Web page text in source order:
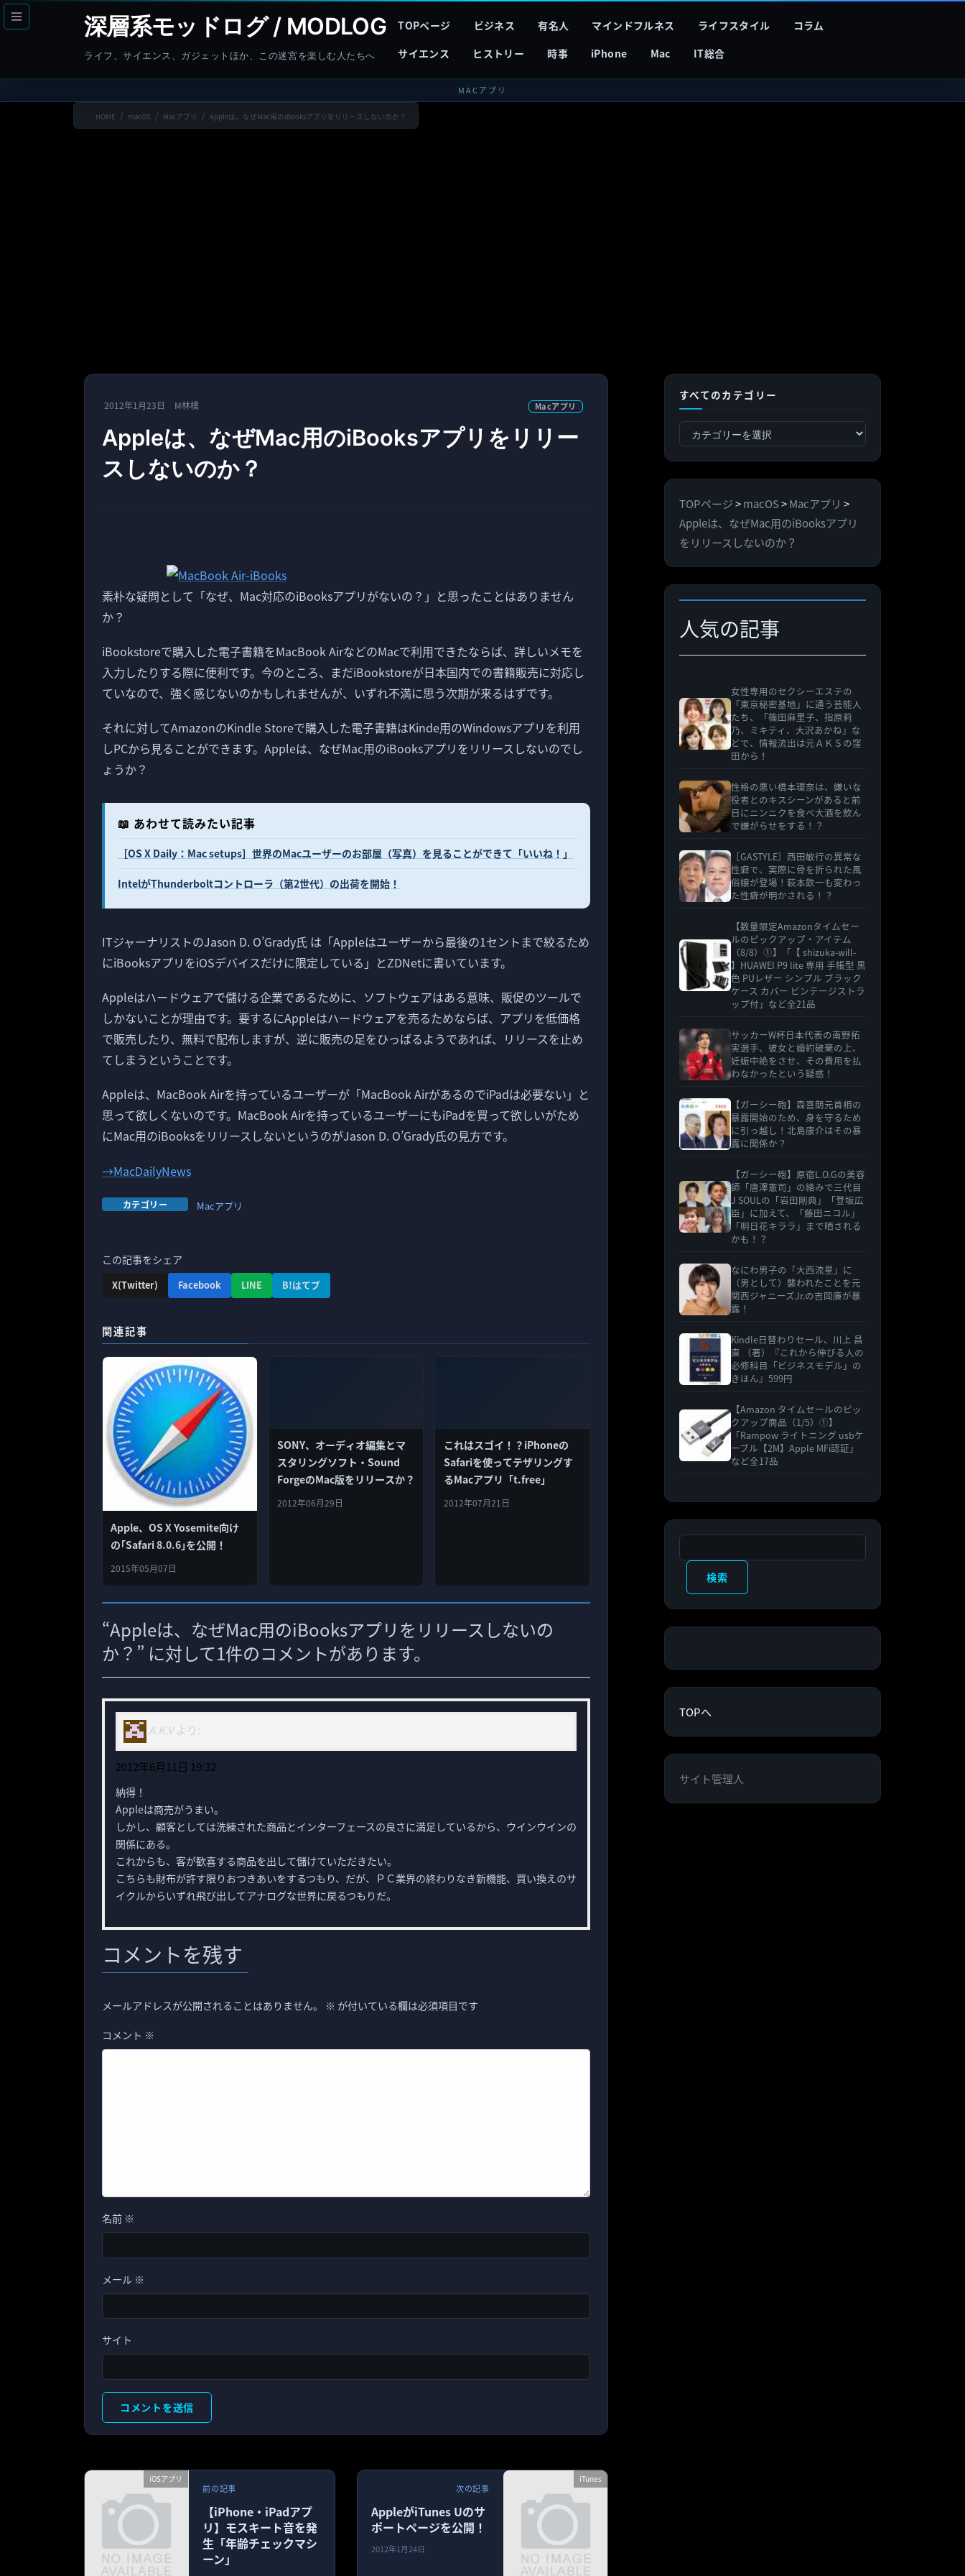
コ
ン
へ
ナ
ビ
ョ
深層系モッドログ / MODLOG
ライフ、サイエンス、ガジェットほか、この迷宮を楽しむ人たちへ
TOPページ ビジネス 有名人 マインドフルネス ライフスタイル
コラム
サイエンス
ヒストリー 時事 iPhone Mac IT総合
MACアプリ
HOME macOS Macアプリ Appleは、なぜMac用のiBooksアプリをリリースしないのか？
2012年1月23日 M林檎 Macアプリ
Appleは、なぜMac用のiBooksアプリをリリー
スしないのか？
素朴な疑問として「なぜ、Mac対応のiBooksアプリがないの？」と思ったことはありません
か？
iBookstoreで購入した電子書籍をMacBook AirなどのMacで利用できたならば、詳しいメモを
入力したりする際に便利です。今のところ、まだiBookstoreが日本国内での書籍販売に対応し
ていなので、強く感じないのかもしれませんが、いずれ不満に思う次期が来るはずです。
それに対してAmazonのKindle Storeで購入した電子書籍はKinde用のWindowsアプリを利用
しPCから見ることができます。Appleは、なぜMac用のiBooksアプリをリリースしないのでし
ょうか？
📖 あわせて読みたい記事
［OS X Daily：Mac setups］世界のMacユーザーのお部屋（写真）を見ることができて「いいね！」
IntelがThunderboltコントローラ（第2世代）の出荷を開始！
ITジャーナリストのJason D. O’Grady氏 は「Appleはユーザーから最後の1セントまで絞るため
にiBooksアプリをiOSデバイスだけに限定している」とZDNetに書いています。
Appleはハードウェアで儲ける企業であるために、ソフトウェアはある意味、販促のツールで
しかないことが理由です。要するにAppleはハードウェアを売るためならば、アプリを低価格
で販売したり、無料で配布しますが、逆に販売の足をひっぱるようであれば、リリースを止め
てしまうということです。
Appleは、MacBook Airを持っているユーザーが「MacBook AirがあるのでiPadは必要ない」と
思って欲しくないのです。MacBook Airを持っているユーザーにもiPadを買って欲しいがため
にMac用のiBooksをリリースしないというのがJason D. O’Grady氏の見方です。
→MacDailyNews
カテゴリー Macアプリ
この記事をシェア
X(Twitter) Facebook LINE B!はてブ
関連記事
Apple、OS X Yosemite向け
の｢Safari 8.0.6｣を公開！
2015年05月07日
SONY、オーディオ編集とマ
スタリングソフト・Sound
ForgeのMac版をリリースか？
2012年06月29日
これはスゴイ！？iPhoneの
Safariを使ってテザリングす
るMacアプリ「t.free」
2012年07月21日
“Appleは、なぜMac用のiBooksアプリをリリースしないの
か？ ” に対して1件のコメントがあります。
A.K.V より:
2012年6月11日 19:32
納得！
Appleは商売がうまい。
しかし、顧客としては洗練された商品とインターフェースの良さに満足しているから、ウインウインの
関係にある。
これからも、客が歓喜する商品を出して儲けていただきたい。
こちらも財布が許す限りおつきあいをするつもり、だが、ＰＣ業界の終わりなき新機能、買い換えのサ
イクルからいずれ飛び出してアナログな世界に戻るつもりだ。
コメントを残す
メールアドレスが公開されることはありません。 ※ が付いている欄は必須項目です
コメント ※
名前 ※
メール ※
サイト
iOSアプリ
前の記事
【iPhone・iPadアプ
リ】モスキート音を発
生「年齢チェックマシ
ーン」
iTunes
次の記事
AppleがiTunes Uのサ
ポートページを公開！
2012年1月24日
すべてのカテゴリー
べ
カ
テ
ゴ
リ
ー
TOPページ>macOS>Macアプリ >
Appleは、なぜMac用のiBooksアプリ
をリリースしないのか？
人気の記事
女性専用のセクシーエステの
「東京秘密基地」に通う芸能人
たち、「篠田麻里子、指原莉
乃、ミキティ、大沢あかね」な
どで、情報流出は元ＡＫＳの窪
田から！
性格の悪い橋本環奈は、嫌いな
役者とのキスシーンがあると前
日にニンニクを食べ大酒を飲ん
で嫌がらせをする！？
［GASTYLE］西田敏行の異常な
性癖で、実際に骨を折られた風
俗嬢が登場！萩本欽一も変わっ
た性癖が明かされる！？
【数量限定Amazonタイムセー
ルのピックアップ・アイテム
（8/8）①】「【 shizuka-will-
】HUAWEI P9 lite 専用 手帳型 黒
色 PUレザー シンプル ブラック
ケース カバー ビンテージストラ
ップ付」など全21品
サッカーW杯日本代表の南野拓
実選手、彼女と婚約破棄の上、
妊娠中絶をさせ、その費用を払
わなかったという疑惑！
【ガーシー砲】森喜朗元首相の
暴露開始のため、身を守るため
に引っ越し！北島康介はその暴
露に関係か？
【ガーシー砲】原宿L.O.Gの美容
師「唐澤憲司」の絡みで三代目
J SOULの「岩田剛典」「登坂広
臣」に加えて、「藤田ニコル」
「明日花キララ」まで晒される
かも！？
なにわ男子の「大西流星」に
（男として）襲われたことを元
関西ジャニーズJr.の吉岡廉が暴
露！
Kindle日替わりセール、川上 昌
直 （著）『これから伸びる人の
必修科目「ビジネスモデル」の
きほん』599円
【Amazon タイムセールのピッ
クアップ商品（1/5）①】
「Rampow ライトニング usbケ
ーブル【2M】Apple MFi認証」
など全17品
検索
TOPへ
サイト管理人